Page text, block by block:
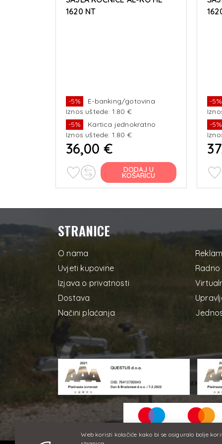
1620 NT
-5%
E-banking/gotovina
Iznos uštede: 1.80 €
-5%
Kartica jednokratno
Iznos uštede: 1.80 €
36,00 €
DODAJ U
KOŠARICU
-5%
-5%
STRANICE
O nama
Uvjeti kupovine
Izjava o privatnosti
Dostava
Načini plaćanja
Web koristi kolačiće kako bi se osiguralo bolje